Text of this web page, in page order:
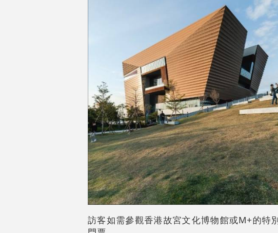
訪客如需參觀香港故宮文化博物館或M+的特